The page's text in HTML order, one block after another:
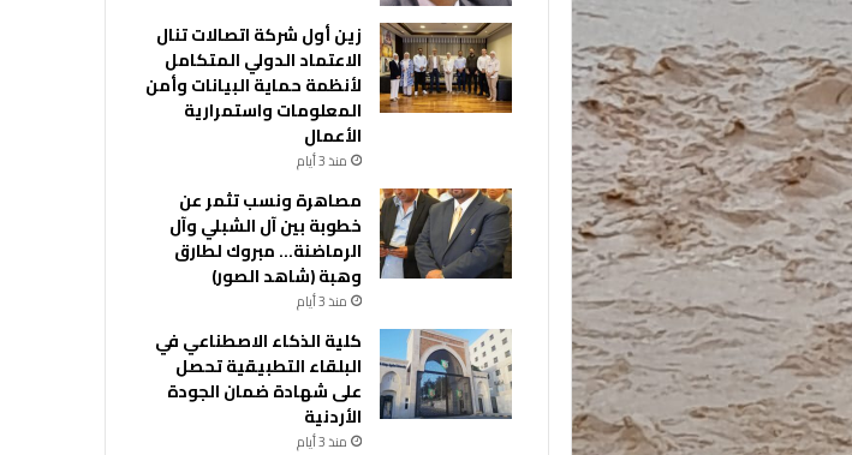
زين أول شركة اتصالات تنال
الاعتماد الدولي المتكامل
لأنظمة حماية البيانات وأمن
المعلومات واستمرارية
الأعمال
منذ 3 أيام
مصاهرة ونسب تثمر عن
خطوبة بين آل الشبلي وآل
الرماضنة… مبروك لطارق
وهبة (شاهد الصور)
منذ 3 أيام
كلية الذكاء الاصطناعي في
البلقاء التطبيقية تحصل
على شهادة ضمان الجودة
الأردنية
منذ 3 أيام